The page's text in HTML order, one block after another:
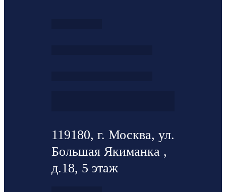
119180, г. Москва, ул.
Большая Якиманка ,
д.18, 5 этаж